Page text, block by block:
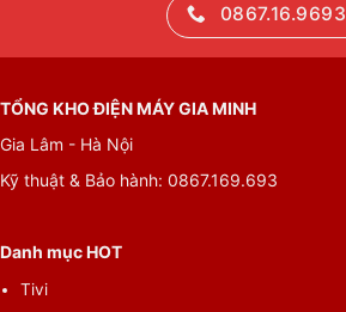
0867.16.9693
TỔNG KHO ĐIỆN MÁY GIA MINH
Gia Lâm - Hà Nội
Kỹ thuật & Bảo hành: 0867.169.693
Danh mục HOT
Tivi